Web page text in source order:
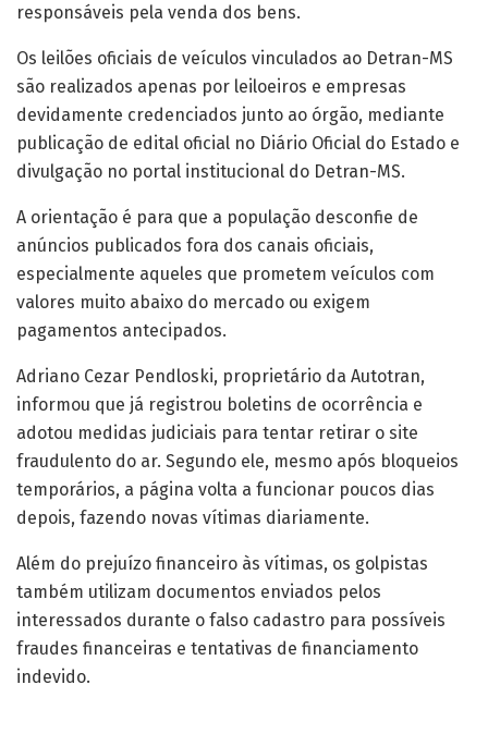
responsáveis pela venda dos bens.
Os leilões oficiais de veículos vinculados ao Detran-MS
são realizados apenas por leiloeiros e empresas
devidamente credenciados junto ao órgão, mediante
publicação de edital oficial no Diário Oficial do Estado e
divulgação no portal institucional do Detran-MS.
A orientação é para que a população desconfie de
anúncios publicados fora dos canais oficiais,
especialmente aqueles que prometem veículos com
valores muito abaixo do mercado ou exigem
pagamentos antecipados.
Adriano Cezar Pendloski, proprietário da Autotran,
informou que já registrou boletins de ocorrência e
adotou medidas judiciais para tentar retirar o site
fraudulento do ar. Segundo ele, mesmo após bloqueios
temporários, a página volta a funcionar poucos dias
depois, fazendo novas vítimas diariamente.
Além do prejuízo financeiro às vítimas, os golpistas
também utilizam documentos enviados pelos
interessados durante o falso cadastro para possíveis
fraudes financeiras e tentativas de financiamento
indevido.